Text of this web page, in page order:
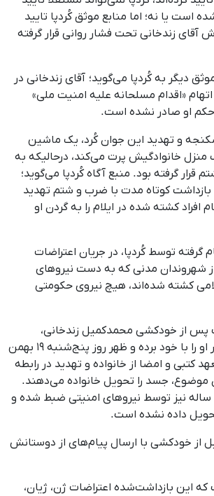
است یا نه؛ اما منابع موثق کُردپا تایید
آقای زندخانی تحت فشار روانی قرار گرفته
دیگر به کُردپا می‌گوید؛ آقای زندخانی در
اتهام «اقدام مسلحانه علیه امنیت ملی»
او صادر نشده است.
و تهدید این جوان کُرد، یک ماشین
منزل خانوادگیش پرت می‌کند، درحالیکه به‌
گرفته بود. منبع آگاه کُردپا می‌گوید؛
بازداشت کوتاه‌ مدت با ضرب ‌و شتم تهدید
افراد کشته شده در ایلام را به گردن او
گرفته توسط کُردپا، در جریان اعتراضات
از شهروندان مدنی که به دست نیروهای
کشته شده‌اند، هیچ نیروی حکومتی
از خودکشی محمدکمیل زندخانی،
نیروهای امنیتی پیکر او را با خود برده و ظهر روز پنج‌شنبه ۱۹ بهمن
تعهد کتبی و امضا از خانواده و تهدید در رابطه
موضوع، جسد را تحویل خانواده می‌دهند.
موبایل این جوان ۱۸ ساله نیز توسط نیروهای امنیتی ضبط شده و
داده نشده است.
۱۸ ساله قبل از خودکشی با ارسال پیام‌های از دوستانش
این بازداشت‌شده اعتراضات ژن، ژیان،